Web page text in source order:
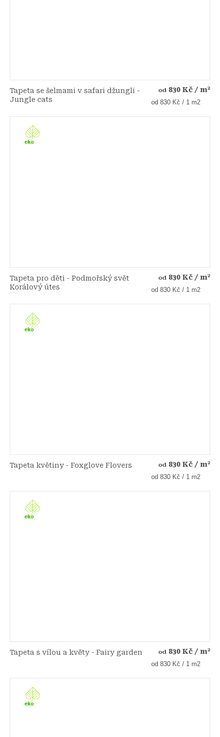
Tapeta se šelmami v safari džungli -
Jungle cats
od 830 Kč / m²
Měrná
od 830 Kč / 1 m2
Tapeta pro děti - Podmořský svět
Korálový útes
od 830 Kč / m²
Měrná
od 830 Kč / 1 m2
Tapeta květiny - Foxglove Flovers od 830 Kč / m²
Měrná
od 830 Kč / 1 m2
Tapeta s vílou a květy - Fairy garden od 830 Kč / m²
Měrná
od 830 Kč / 1 m2